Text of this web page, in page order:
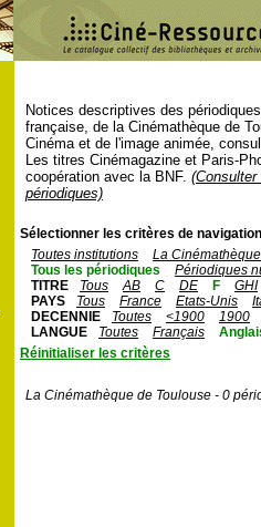
Notices descriptives des
française, de la Cinémathèque de
Cinéma et de l'image animée,
Les titres Cinémagazine et Paris-
coopération avec la BNF.
périodiques)
Sélectionner les critères de
Toutes institutions
La
Tous les périodiques
Périodiques
TITRE
Tous AB C DE F
GHI
PAYS
Tous France Etats-Unis
DECENNIE
Toutes <1900
1900
LANGUE
Toutes Français
Réinitialiser les critères
La Cinémathèque de Toulouse - 0